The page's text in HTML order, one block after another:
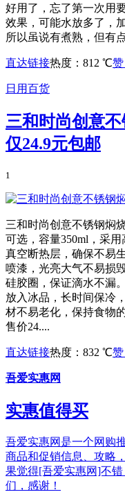
好用了，忘了第一次用
效果，可能水放多了，
所以虽说有煮熟，但有
直达链接热度：812 ℃
日用百货
三和时尚创意
仅24.9元包邮
1
三和时尚创意不锈钢焖
可选，容量350ml，采
真空断热层，确保不易
喷漆，光亮大气不易损
硅胶圈，保证滴水不漏
放入冰品，长时间保冷
材不易老化，保持食物
售价24....
直达链接热度：832 ℃
吾爱实惠网
实惠值得买
吾爱实惠网是一个网购
商品和促销信息、攻略
果觉得[吾爱实惠网]不错
们，感谢！